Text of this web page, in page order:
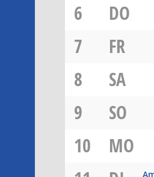
6
DO
7
FR
8
SA
9
SO
10
MO